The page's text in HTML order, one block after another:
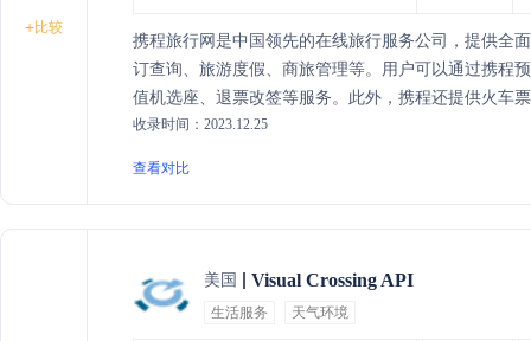
+比较
携程旅行网是中国领先的在线旅行服务公司，提供全
订查询、旅游度假、商旅管理等。用户可以通过携程
值机选座、退票改签等服务。此外，携程还提供火车
以及汽车票、船票、租车、接送机站等交通服务。同
收录时间：2023.12.25
查看对比
美国 Visual Crossing API
生活服务 天气环境